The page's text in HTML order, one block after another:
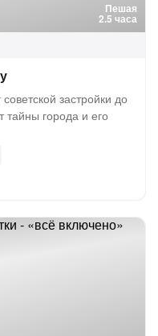
Пешая
2.5 часа
застройки до
тайны города и его